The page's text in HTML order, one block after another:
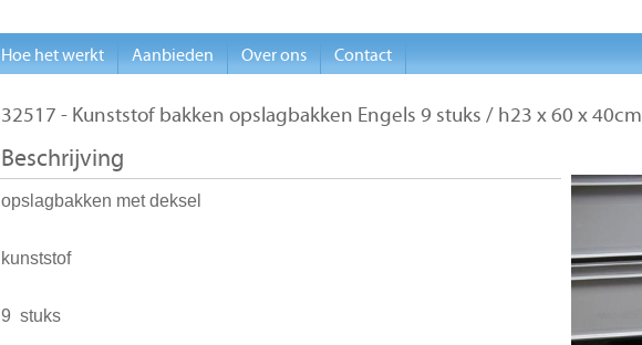
32517 - Kunststof bakken opslagbakken Engels 9 stuks / h23 x 60 x 40cm
Beschrijving
opslagbakken met deksel
kunststof
9 stuks
Hoe het werkt Aanbieden Over ons Contact